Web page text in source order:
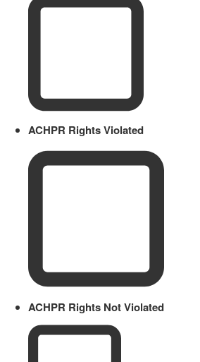
ACHPR Rights Violated
ACHPR Rights Not Violated